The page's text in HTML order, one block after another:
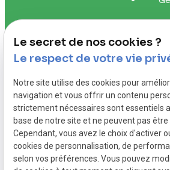
Me
01.88.24.26.10
contact@alexguerber-
5 Av. Louise
Le secret de nos cookies ?
Le respect de votre vie
Notre site utilise des cookies pour
navigation et vous offrir un contenu
strictement nécessaires sont essentiels
base de notre site et ne peuvent pas être
Cependant, vous avez le choix d'activer
cookies de personnalisation, de
selon vos préférences. Vous pouvez